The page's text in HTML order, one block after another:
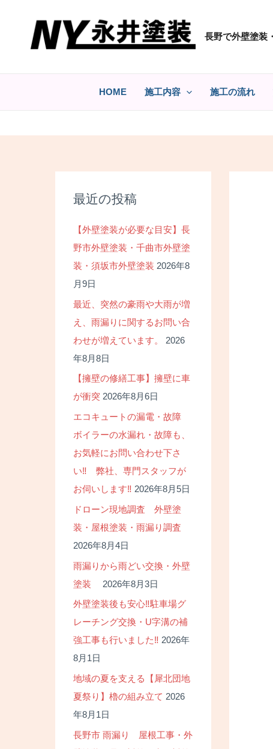
ッ
長野で外壁塗装
HOME 施工内容 施工の流れ
最近の投稿
【外壁塗装が必要な目安】長
野市外壁塗装・千曲市外壁塗
装・須坂市外壁塗装 2026年8
月9日
最近、突然の豪雨や大雨が増
え、雨漏りに関するお問い合
わせが増えています。
2026
年8月8日
【擁壁の修繕工事】擁壁に車
が衝突 2026年8月6日
エコキュートの漏電・故障
ボイラーの水漏れ・故障も、
お気軽にお問い合わせ下さ
い‼ 弊社、専門スタッフが
お伺いします‼ 2026年8月5日
ドローン現地調査 外壁塗
装・屋根塗装・雨漏り調査
2026年8月4日
雨漏りから雨どい交換・外壁
塗装
2026年8月3日
外壁塗装後も安心‼駐車場グ
レーチング交換・U字溝の補
強工事も行いました‼ 2026年
8月1日
地域の夏を支える【犀北団地
夏祭り】櫓の組み立て 2026
年8月1日
長野市 雨漏り 屋根工事・外